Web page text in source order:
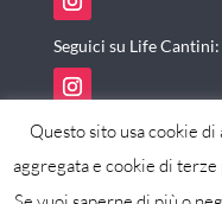
Seguici su Life Cantini:
Questo sito usa cookie
aggregata e cookie di